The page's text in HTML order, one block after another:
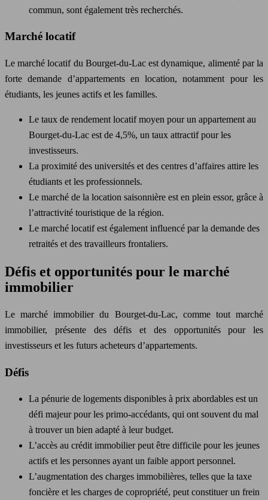
commun, sont également très recherchés.
Marché locatif
Le marché locatif du Bourget-du-Lac est dynamique, alimenté par la
forte demande d’appartements en location, notamment pour les
étudiants, les jeunes actifs et les familles.
Le taux de rendement locatif moyen pour un appartement au
Bourget-du-Lac est de 4,5%, un taux attractif pour les
investisseurs.
La proximité des universités et des centres d’affaires attire les
étudiants et les professionnels.
Le marché de la location saisonnière est en plein essor, grâce à
l’attractivité touristique de la région.
Le marché locatif est également influencé par la demande des
retraités et des travailleurs frontaliers.
Défis et opportunités pour le marché
immobilier
Le marché immobilier du Bourget-du-Lac, comme tout marché
immobilier, présente des défis et des opportunités pour les
investisseurs et les futurs acheteurs d’appartements.
Défis
La pénurie de logements disponibles à prix abordables est un
défi majeur pour les primo-accédants, qui ont souvent du mal
à trouver un bien adapté à leur budget.
L’accès au crédit immobilier peut être difficile pour les jeunes
actifs et les personnes ayant un faible apport personnel.
L’augmentation des charges immobilières, telles que la taxe
foncière et les charges de copropriété, peut constituer un frein